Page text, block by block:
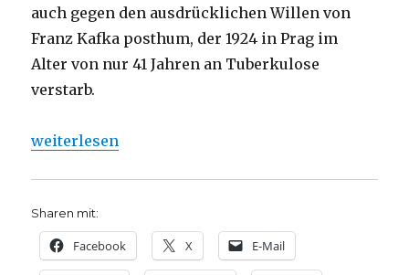
auch gegen den ausdrücklichen Willen von
Franz Kafka posthum, der 1924 in Prag im
Alter von nur 41 Jahren an Tuberkulose
verstarb.
„Franz Kafkas Beziehung zu Israel, Rezension
weiterlesen
Sharen mit:
Facebook X E-Mail